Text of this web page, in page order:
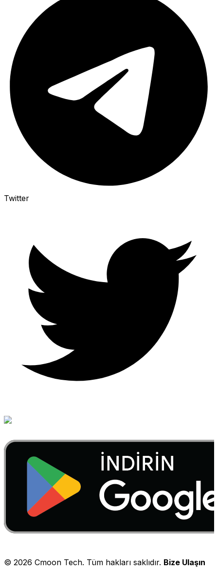
Twitter
© 2026 Cmoon Tech. Tüm hakları saklıdır. Bize Ulaşın